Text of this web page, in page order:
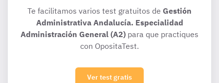
Te facilitamos varios test gratuitos de Gestión
Administrativa Andalucía. Especialidad
Administración General (A2) para que practiques
con OpositaTest.
Ver test gratis